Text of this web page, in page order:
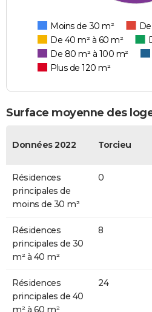
Moins de 30 m²
De 40 m² à 60 m²
De 80 m² à 100 m²
Plus de 120 m²
Surface moyenne des
Données 2022 Torcieu
Résidences
principales de
moins de 30 m²
0
Résidences
principales de 30
m² à 40 m²
8
Résidences
principales de 40
24